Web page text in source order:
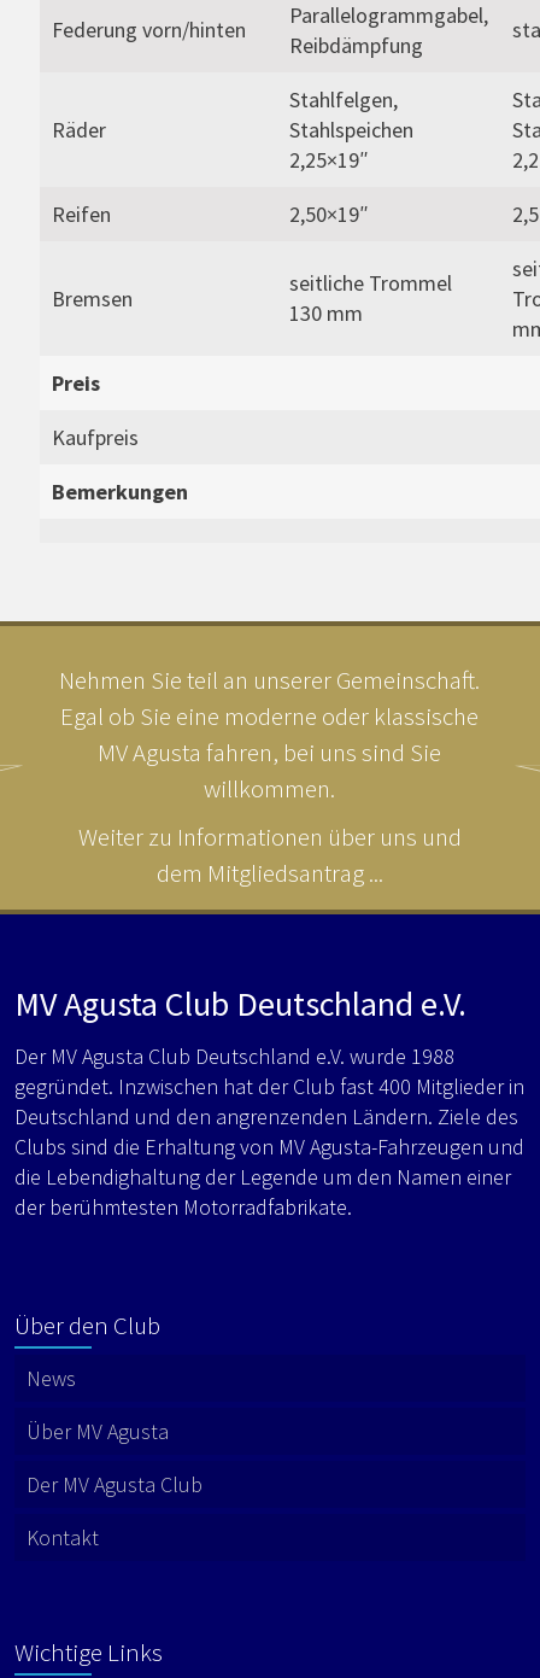
Federung vorn/hinten
Parallelogrammgabel,
Reibdämpfung
Räder
Stahlfelgen,
Stahlspeichen
2,25×19″
Reifen
2,50×19″
Bremsen
seitliche Trommel
130 mm
Preis
Kaufpreis
Bemerkungen
Nehmen Sie teil an unserer Gemeinschaft.
Egal ob Sie eine moderne oder klassische
MV Agusta fahren, bei uns sind Sie
willkommen.
Weiter zu Informationen über uns und
dem Mitgliedsantrag ...
MV Agusta Club Deutschland e.V.
Der MV Agusta Club Deutschland e.V. wurde 1988
gegründet. Inzwischen hat der Club fast 400 Mitglieder in
Deutschland und den angrenzenden Ländern. Ziele des
Clubs sind die Erhaltung von MV Agusta-Fahrzeugen und
die Lebendighaltung der Legende um den Namen einer
der berühmtesten Motorradfabrikate.
Über den Club
News
Über MV Agusta
Der MV Agusta Club
Kontakt
Wichtige Links